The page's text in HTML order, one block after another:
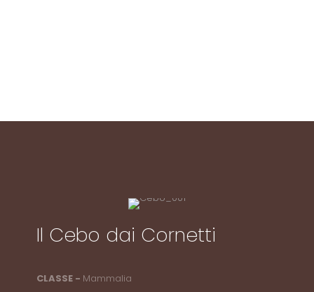
Il Cebo dai Cornetti
CLASSE - Mammalia